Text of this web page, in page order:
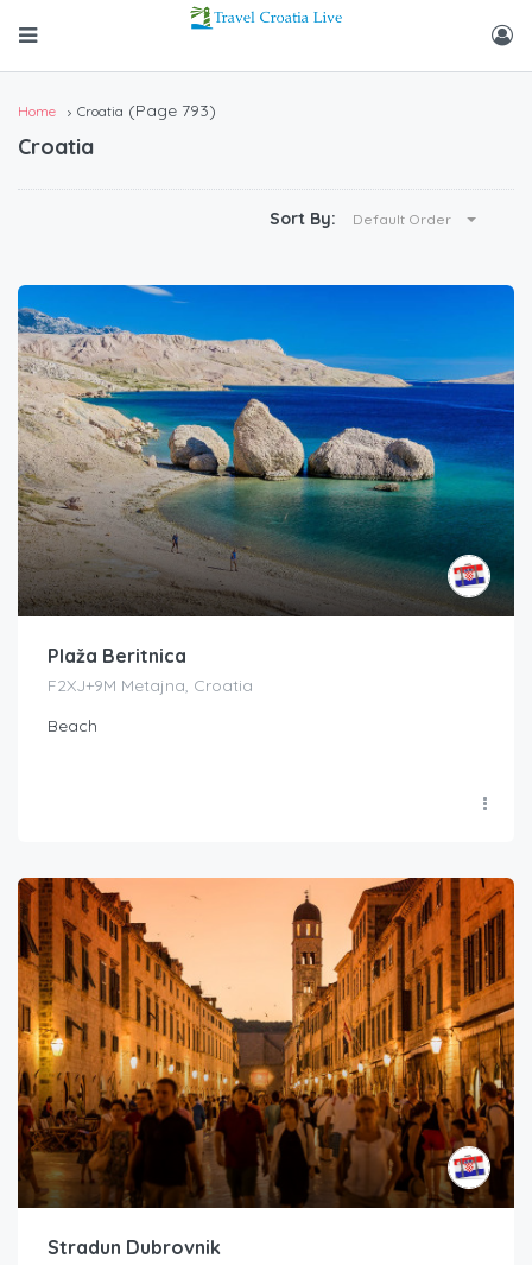
Home Croatia (Page 793)
Croatia
Sort By: Default Order
Plaža Beritnica
F2XJ+9M Metajna, Croatia
Beach
Stradun Dubrovnik